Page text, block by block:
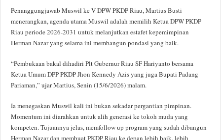
Penanggungjawab Muswil ke V DPW PKDP Riau, Martius Busti
menerangkan, agenda utama Muswil adalah memilih Ketua DPW PKDP
Riau periode 2026-2031 untuk melanjutkan estafet kepemimpinan
Herman Nazar yang selama ini membangun pondasi yang baik.
“Pembukaan bakal dihadiri Plt Gubernur Riau SF Hariyanto bersama
Ketua Umum DPP PKDP Jhon Kennedy Azis yang juga Bupati Padang
Pariaman,” ujar Martius, Senin (15/6/2026) malam.
Ia menegaskan Muswil kali ini bukan sekadar pergantian pimpinan.
Momentum ini diarahkan untuk alih generasi ke tokoh muda yang
kompeten. Tujuannya jelas, memfollow up program yang sudah dibangun
Herman Nazar dan membuat PKDP Riau ke depan lebih baik, lebih